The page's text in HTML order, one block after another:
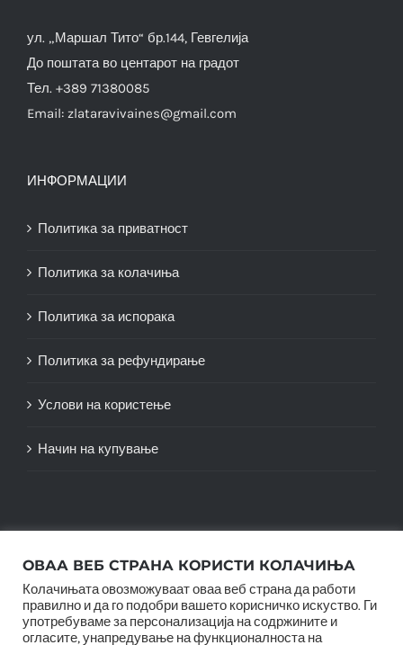
ул. „Маршал Тито“ бр.144, Гевгелија
До поштата во центарот на градот
Тел. +389 71380085
Email: zlataravivaines@gmail.com
ИНФОРМАЦИИ
Политика за приватност
Политика за колачиња
Политика за испорака
Политика за рефундирање
Услови на користење
Начин на купување
ОВАА ВЕБ СТРАНА КОРИСТИ КОЛАЧИЊА
Колачињата овозможуваат оваа веб страна да работи
правилно и да го подобри вашето корисничко искуство. Ги
употребуваме за персонализација на содржините и
огласите, унапредување на функционалноста на